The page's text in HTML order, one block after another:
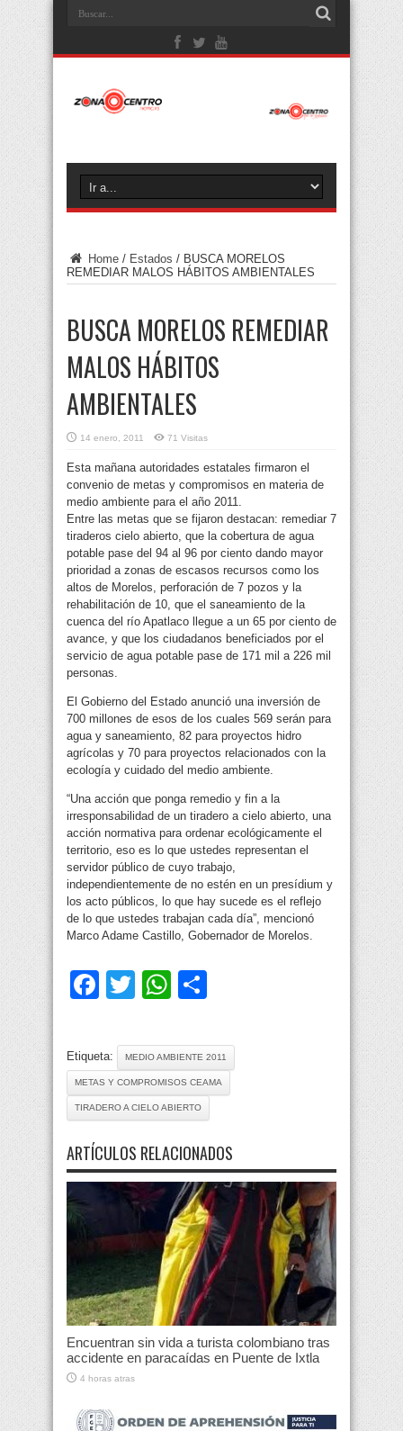
Home / Estados / BUSCA MORELOS
REMEDIAR MALOS HÁBITOS AMBIENTALES
BUSCA MORELOS REMEDIAR
MALOS HÁBITOS
AMBIENTALES
14 enero, 2011 71 Visitas
Esta mañana autoridades estatales firmaron el
convenio de metas y compromisos en materia de
medio ambiente para el año 2011.
Entre las metas que se fijaron destacan: remediar 7
tiraderos cielo abierto, que la cobertura de agua
potable pase del 94 al 96 por ciento dando mayor
prioridad a zonas de escasos recursos como los
altos de Morelos, perforación de 7 pozos y la
rehabilitación de 10, que el saneamiento de la
cuenca del río Apatlaco llegue a un 65 por ciento de
avance, y que los ciudadanos beneficiados por el
servicio de agua potable pase de 171 mil a 226 mil
personas.
El Gobierno del Estado anunció una inversión de
700 millones de esos de los cuales 569 serán para
agua y saneamiento, 82 para proyectos hidro
agrícolas y 70 para proyectos relacionados con la
ecología y cuidado del medio ambiente.
“Una acción que ponga remedio y fin a la
irresponsabilidad de un tiradero a cielo abierto, una
acción normativa para ordenar ecológicamente el
territorio, eso es lo que ustedes representan el
servidor público de cuyo trabajo,
independientemente de no estén en un presídium y
los acto públicos, lo que hay sucede es el reflejo
de lo que ustedes trabajan cada día”, mencionó
Marco Adame Castillo, Gobernador de Morelos.
Facebook
TwitterWhatsApp
Etiqueta: MEDIO AMBIENTE 2011
METAS Y COMPROMISOS CEAMA
TIRADERO A CIELO ABIERTO
ARTÍCULOS RELACIONADOS
Encuentran sin vida a turista colombiano tras
accidente en paracaídas en Puente de Ixtla
4 horas atras